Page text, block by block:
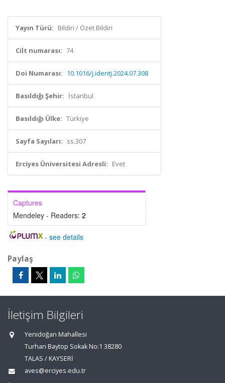
Yayın Türü: Bildiri / Özet Bildiri
Cilt numarası: 74
Doi Numarası: 10.1016/j.identj.2024.07.308
Basıldığı Şehir: İstanbul
Basıldığı Ülke: Türkiye
Sayfa Sayıları: ss.307
Erciyes Üniversitesi Adresli: Evet
Captures
Mendeley - Readers: 2
- see details
Paylaş
İletişim Bilgileri
Yenidoğan Mahallesi
Turhan Baytop Sokak No:1 38280
TALAS / KAYSERİ
aves@erciyes.edu.tr